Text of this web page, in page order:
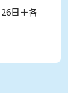
日＋各